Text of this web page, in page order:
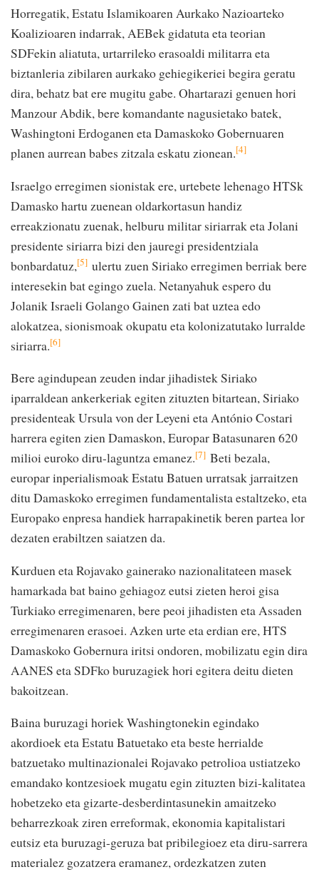
Horregatik, Estatu Islamikoaren Aurkako Nazioarteko
Koalizioaren indarrak, AEBek gidatuta eta teorian
SDFekin aliatuta, urtarrileko erasoaldi militarra eta
biztanleria zibilaren aurkako gehiegikeriei begira geratu
dira, behatz bat ere mugitu gabe. Ohartarazi genuen hori
Manzour Abdik, bere komandante nagusietako batek,
Washingtoni Erdoganen eta Damaskoko Gobernuaren
planen aurrean babes zitzala eskatu zionean.[4]
Israelgo erregimen sionistak ere, urtebete lehenago HTSk
Damasko hartu zuenean oldarkortasun handiz
erreakzionatu zuenak, helburu militar siriarrak eta Jolani
presidente siriarra bizi den jauregi presidentziala
bonbardatuz,[5] ulertu zuen Siriako erregimen berriak bere
interesekin bat egingo zuela. Netanyahuk espero du
Jolanik Israeli Golango Gainen zati bat uztea edo
alokatzea, sionismoak okupatu eta kolonizatutako lurralde
siriarra.[6]
Bere agindupean zeuden indar jihadistek Siriako
iparraldean ankerkeriak egiten zituzten bitartean, Siriako
presidenteak Ursula von der Leyeni eta António Costari
harrera egiten zien Damaskon, Europar Batasunaren 620
milioi euroko diru-laguntza emanez.[7] Beti bezala,
europar inperialismoak Estatu Batuen urratsak jarraitzen
ditu Damaskoko erregimen fundamentalista estaltzeko, eta
Europako enpresa handiek harrapakinetik beren partea lor
dezaten erabiltzen saiatzen da.
Kurduen eta Rojavako gainerako nazionalitateen masek
hamarkada bat baino gehiagoz eutsi zieten heroi gisa
Turkiako erregimenaren, bere peoi jihadisten eta Assaden
erregimenaren erasoei. Azken urte eta erdian ere, HTS
Damaskoko Gobernura iritsi ondoren, mobilizatu egin dira
AANES eta SDFko buruzagiek hori egitera deitu dieten
bakoitzean.
Baina buruzagi horiek Washingtonekin egindako
akordioek eta Estatu Batuetako eta beste herrialde
batzuetako multinazionalei Rojavako petrolioa ustiatzeko
emandako kontzesioek mugatu egin zituzten bizi-kalitatea
hobetzeko eta gizarte-desberdintasunekin amaitzeko
beharrezkoak ziren erreformak, ekonomia kapitalistari
eutsiz eta buruzagi-geruza bat pribilegioez eta diru-sarrera
materialez gozatzera eramanez, ordezkatzen zuten